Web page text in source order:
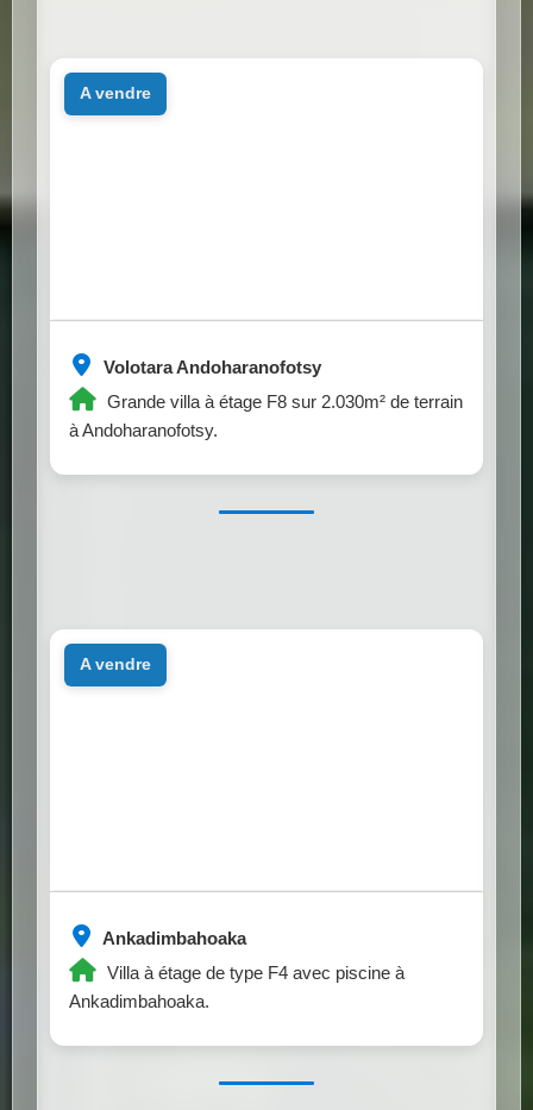
Volotara Andoharanofotsy
Grande villa à étage F8 sur 2.030m² de terrain
à Andoharanofotsy.
a vendre
Ankadimbahoaka
Villa à étage de type F4 avec piscine à
Ankadimbahoaka.
a vendre